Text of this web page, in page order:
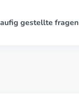
gestellte fragen